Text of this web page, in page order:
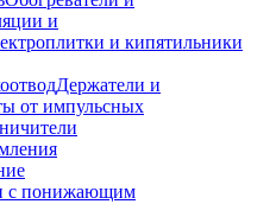
и
и кипятильники
Держатели и
от импульсных
с понижающим